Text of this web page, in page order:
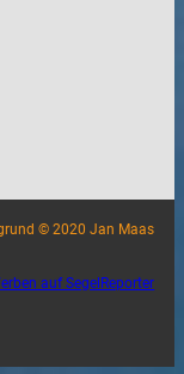
© 2020 Jan Maas
auf SegelReporter